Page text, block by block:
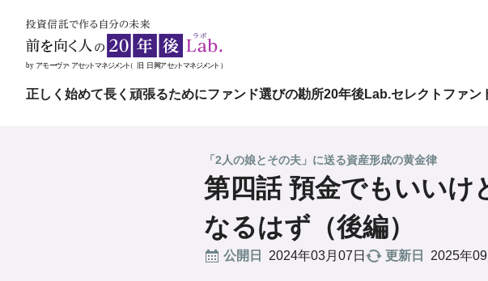
正しく始めて長く頑張るためにファンド選びの勘所20年後Lab.セレクトファン
「2人の娘とその夫」に送る資産形成の黄金律
第四話 預金でもいいけ
なるはず（後編）
公開日 更新日 2025年